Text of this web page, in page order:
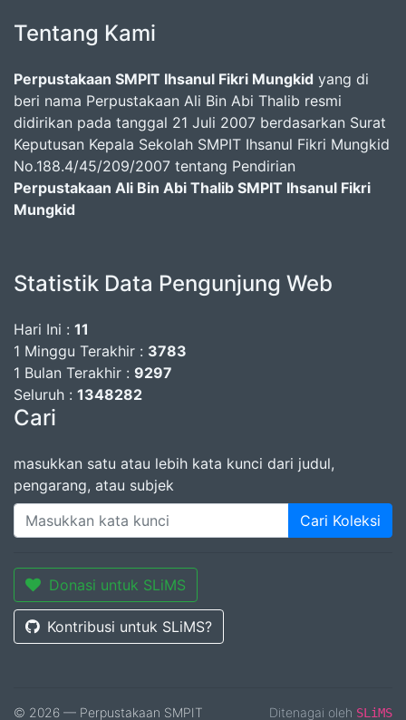
Tentang Kami
Perpustakaan SMPIT Ihsanul Fikri Mungkid yang di
beri nama Perpustakaan Ali Bin Abi Thalib resmi
didirikan pada tanggal 21 Juli 2007 berdasarkan Surat
Keputusan Kepala Sekolah SMPIT Ihsanul Fikri Mungkid
No.188.4/45/209/2007 tentang Pendirian
Perpustakaan Ali Bin Abi Thalib SMPIT Ihsanul Fikri
Mungkid
Statistik Data Pengunjung Web
Hari Ini : 11
1 Minggu Terakhir : 3783
1 Bulan Terakhir : 9297
Seluruh : 1348282
Cari
masukkan satu atau lebih kata kunci dari judul,
pengarang, atau subjek
Cari Koleksi
Donasi untuk SLiMS
Kontribusi untuk SLiMS?
© 2026 — Perpustakaan SMPIT Ditenagai oleh SLiMS